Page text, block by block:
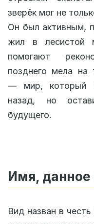
зверёк мог не
Он был активным,
жил в лесистой
помогают
позднего мела на
— мир, который
назад, но
будущего.
Имя, данное
Вид назван в